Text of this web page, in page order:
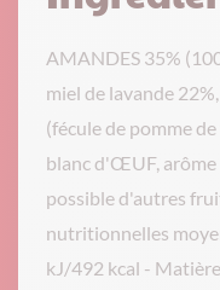
AMANDES 35%
miel de lavande
(fécule de pomme
blanc d'ŒUF, arôme
possible d'autres
nutritionnelles
kJ/492 kcal -